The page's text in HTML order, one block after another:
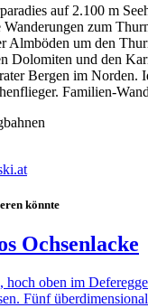
auf 2.100 m
zum
Almböden um den
Dolomiten und den
Bergen im Norden.
Familien-
könnte
Ochsenlacke
hoch oben im
Fünf